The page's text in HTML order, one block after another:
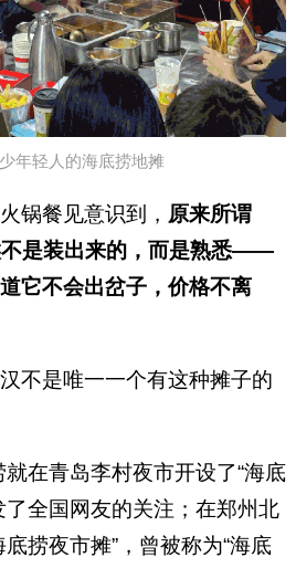
年轻人的海底捞地摊
锅餐见意识到， 原来所谓
不是装出来的，而是熟悉——
它不会出岔子，价格不离
不是唯一一个有这种摊子的
在青岛李村夜市开设了“海底
了全国网友的关注；在郑州北
捞夜市摊”，曾被称为“海底